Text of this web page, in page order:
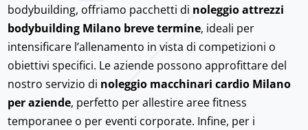
bodybuilding, offriamo pacchetti di noleggio attrezzi
bodybuilding Milano breve termine, ideali per
intensificare l’allenamento in vista di competizioni o
obiettivi specifici. Le aziende possono approfittare del
nostro servizio di noleggio macchinari cardio Milano
per aziende, perfetto per allestire aree fitness
temporanee o per eventi corporate. Infine, per i